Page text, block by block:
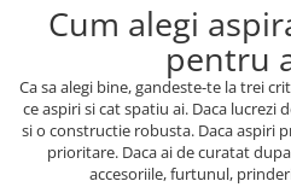
Cum alegi
pentru
Ca sa alegi bine, gandeste-te la trei
ce aspiri si cat spatiu ai. Daca lucrezi
si o constructie robusta. Daca aspiri
prioritare. Daca ai de curatat
accesoriile, furtunul,